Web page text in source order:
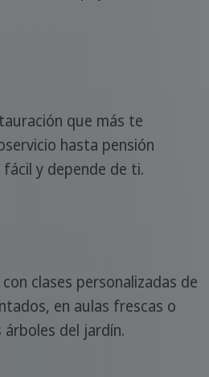
que más te
hasta pensión
y depende de ti.
clases personalizadas de
en aulas frescas o
del jardín.